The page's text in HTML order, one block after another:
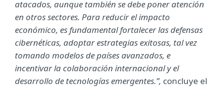
atacados, aunque también se debe poner atención
en otros sectores. Para reducir el impacto
económico, es fundamental fortalecer las defensas
cibernéticas, adoptar estrategias exitosas, tal vez
tomando modelos de países avanzados, e
incentivar la colaboración internacional y el
desarrollo de tecnologías emergentes.”, concluye el